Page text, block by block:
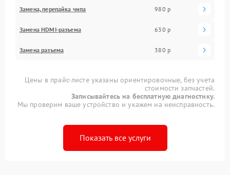
Замена, перепайка чипа 980 р
Замена HDMI-разъема 630 р
Замена разъема 380 р
Цены в прайс-листе указаны ориентировочные, без учета
стоимости запчастей.
Записывайтесь на бесплатную диагностику.
Мы проверим ваше устройство и укажем на неисправность.
Показать все услуги